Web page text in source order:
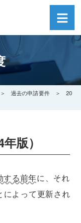
過去の申請要件＞ 20
版）
する前年に、それ
によって更新され